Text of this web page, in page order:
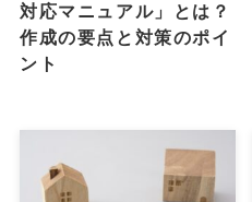
対応マニュアル」とは？
作成の要点と対策のポイ
ント